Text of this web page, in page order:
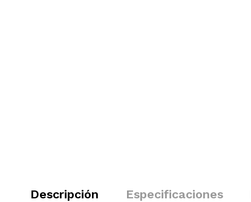
Descripción Especificaciones